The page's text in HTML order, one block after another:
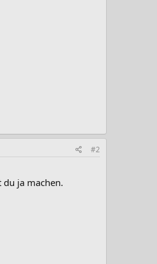
#2
ja machen.